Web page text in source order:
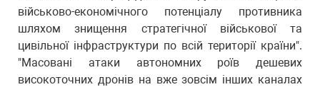
військово-економічного потенціалу противника
шляхом знищення стратегічної військової та
цивільної інфраструктури по всій території країни".
"Масовані атаки автономних роїв дешевих
високоточних дронів на вже зовсім інших каналах